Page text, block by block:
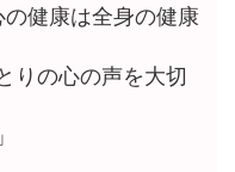
健康は全身の健康
りの心の声を大切